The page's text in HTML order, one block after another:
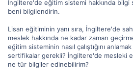
İngiltere'de eğitim sistemi hakkında
beni bilgilendirin.
Lisan eğitiminin yanı sıra, İngiltere'de
meslek hakkında ne kadar zaman
eğitim sisteminin nasıl çalıştığını
sertifikalar gerekli? İngiltere'de mesleki
ne tür bilgiler edinebilirim?